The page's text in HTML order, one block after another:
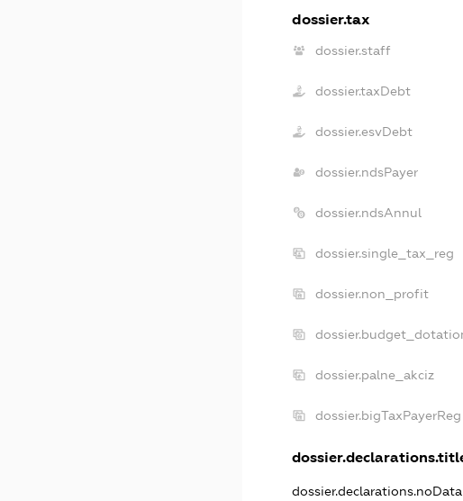
dossier.tax
dossier.staff
dossier.taxDebt
dossier.esvDebt
dossier.ndsPayer
dossier.ndsAnnul
dossier.single_tax_reg
dossier.non_profit
dossier.palne_akciz
dossier.bigTaxPayerReg
dossier.declarations.noData